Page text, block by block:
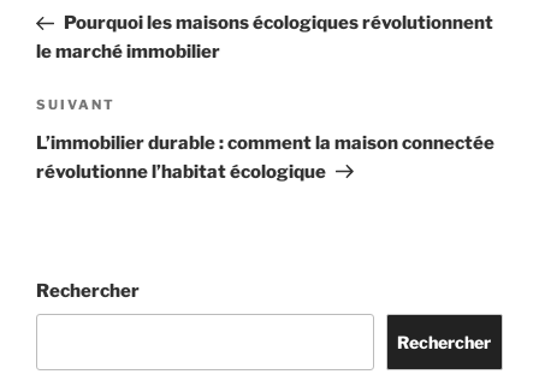
l’article
précédent
Pourquoi les maisons écologiques révolutionnent
le marché immobilier
Article
suivant
SUIVANT
L’immobilier durable : comment la maison connectée
révolutionne l’habitat écologique
Rechercher
Rechercher